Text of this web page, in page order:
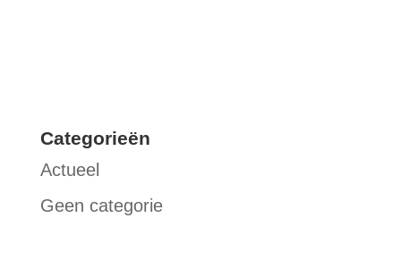
Categorieën
Actueel
Geen categorie